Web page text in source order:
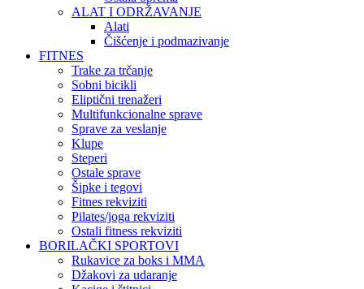
ALAT I ODRŽAVANJE
Alati
Čišćenje i podmazivanje
FITNES
Trake za trčanje
Sobni bicikli
Eliptični trenažeri
Multifunkcionalne sprave
Sprave za veslanje
Klupe
Steperi
Ostale sprave
Šipke i tegovi
Fitnes rekviziti
Pilates/joga rekviziti
Ostali fitness rekviziti
BORILAČKI SPORTOVI
Rukavice za boks i MMA
Džakovi za udaranje